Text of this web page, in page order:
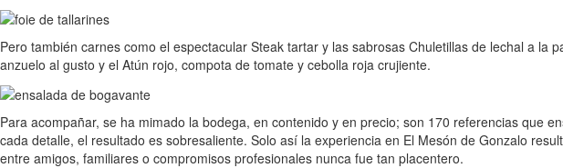
Pero también carnes como el espectacular Steak tartar y las sabrosas Chuletillas de lechal a
anzuelo al gusto y el Atún rojo, compota de tomate y cebolla roja crujiente.
Para acompañar, se ha mimado la bodega, en contenido y en precio; son 170 referencias que
cada detalle, el resultado es sobresaliente. Solo así la experiencia en El Mesón de Gonzalo
entre amigos, familiares o compromisos profesionales nunca fue tan placentero.